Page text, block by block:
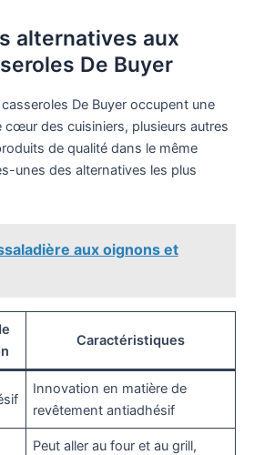
alternatives aux
De Buyer
De Buyer occupent une
cœur des cuisiniers, plusieurs autres
de qualité dans le même
unes des alternatives les plus
aux oignons et
Caractéristiques
Innovation en matière de
revêtement antiadhésif
Peut aller au four et au grill,